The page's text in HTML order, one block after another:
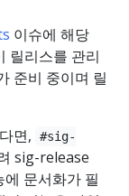
이슈에 해당
릴리스를 관리
준비 중이며 릴
면,
#sig-
sig-release
문서화가 필